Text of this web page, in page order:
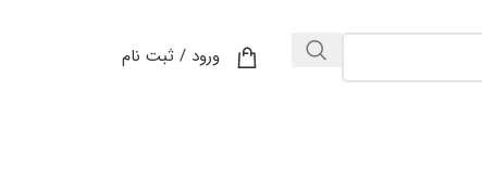
ورود / ثبت نام